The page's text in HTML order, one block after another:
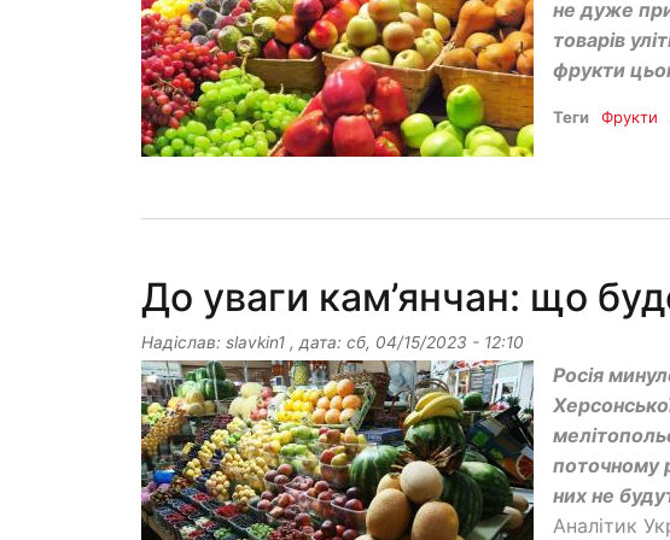
не дуже
товарів
фрукти
Теги Фрукти
До уваги кам’янчан: що
Надіслав: slavkin1 , дата: сб, 04/15/2023 - 12:10
Росія
поточному
них не
Аналітик